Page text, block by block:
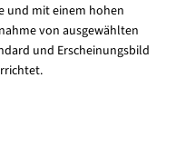
und mit einem hohen
von ausgewählten
und Erscheinungsbild